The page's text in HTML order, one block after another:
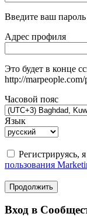
Введите ваш
Адрес профиля
Это будет в конце
http://
Часовой пояс
Язык
Регистрируясь,
пользования
Продолжить
Вход в